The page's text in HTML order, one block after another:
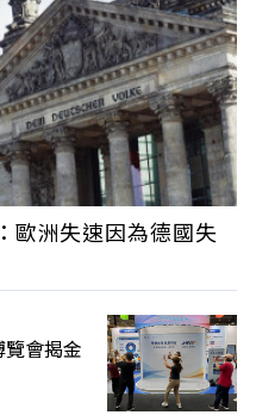
歐洲失速因為德國失
會揭金